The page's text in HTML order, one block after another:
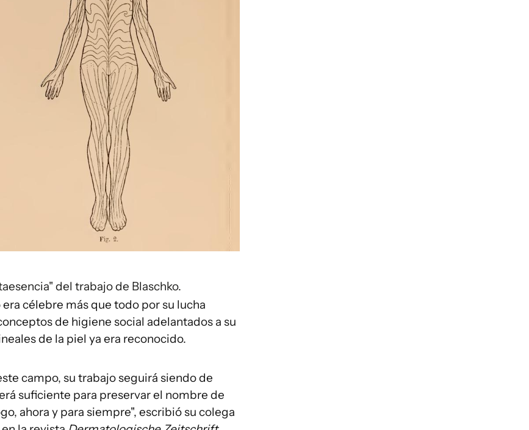
del trabajo de Blaschko.
célebre más que todo por su lucha
de higiene social adelantados a su
de la piel ya era reconocido.
campo, su trabajo seguirá siendo de
suficiente para preservar el nombre de
ahora y para siempre", escribió su colega